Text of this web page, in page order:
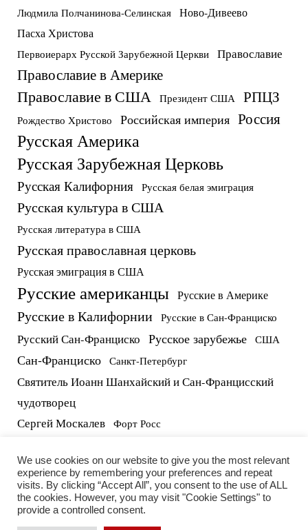
Людмила Полчанинова-Селинская Ново-Дивеево
Пасха Христова
Первоиерарх Русской Зарубежной Церкви Православие
Православие в Америке
Православие в США Президент США РПЦЗ
Рождество Христово Российская империя Россия
Русская Америка
Русская Зарубежная Церковь
Русская Калифорния Русская белая эмиграция
Русская культура в США
Русская литература в США
Русская православная церковь
Русская эмиграция в США
Русские американцы Русские в Америке
Русские в Калифорнии Русские в Сан-Франциско
Русский Сан-Франциско Русское зарубежье США
Сан-Франциско Санкт-Петербург
Святитель Иоанн Шанхайский и Сан-Францисский
чудотворец
Сергей Москалев Форт Росс
We use cookies on our website to give you the most relevant
experience by remembering your preferences and repeat
visits. By clicking “Accept All”, you consent to the use of ALL
the cookies. However, you may visit "Cookie Settings" to
provide a controlled consent.